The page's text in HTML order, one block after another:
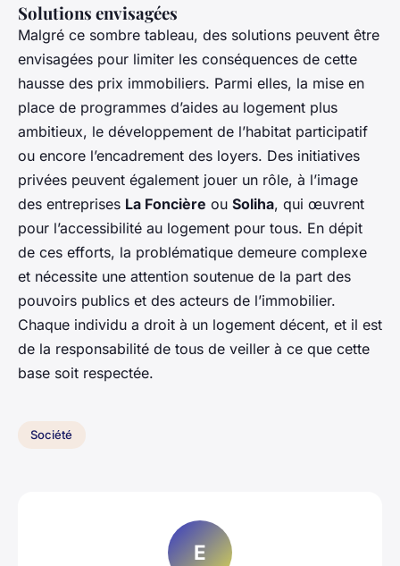
Solutions envisagées
Malgré ce sombre tableau, des solutions peuvent être
envisagées pour limiter les conséquences de cette
hausse des prix immobiliers. Parmi elles, la mise en
place de programmes d’aides au logement plus
ambitieux, le développement de l’habitat participatif
ou encore l’encadrement des loyers. Des initiatives
privées peuvent également jouer un rôle, à l’image
des entreprises La Foncière ou Soliha, qui œuvrent
pour l’accessibilité au logement pour tous. En dépit
de ces efforts, la problématique demeure complexe
et nécessite une attention soutenue de la part des
pouvoirs publics et des acteurs de l’immobilier.
Chaque individu a droit à un logement décent, et il est
de la responsabilité de tous de veiller à ce que cette
base soit respectée.
Société
E